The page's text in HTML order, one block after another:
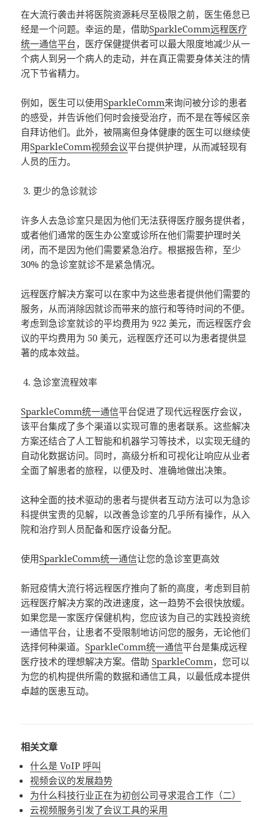
在大流行袭击并将医院资源耗尽至极限之前，医生倦怠已
经是一个问题。幸运的是，借助SparkleComm远程医疗
统一通信平台，医疗保健提供者可以最大限度地减少从一
个病人到另一个病人的走动，并在真正需要身体关注的情
况下节省精力。
例如，医生可以使用SparkleComm来询问被分诊的患者
的感受，并告诉他们何时会接受治疗，而不是在等候区亲
自拜访他们。此外，被隔离但身体健康的医生可以继续使
用SparkleComm视频会议平台提供护理，从而减轻现有
人员的压力。
更少的急诊就诊
许多人去急诊室只是因为他们无法获得医疗服务提供者，
或者他们通常的医生办公室或诊所在他们需要护理时关
闭，而不是因为他们需要紧急治疗。根据报告称，至少
30% 的急诊室就诊不是紧急情况。
远程医疗解决方案可以在家中为这些患者提供他们需要的
服务，从而消除因就诊而带来的旅行和等待时间的不便。
考虑到急诊室就诊的平均费用为 922 美元，而远程医疗会
议的平均费用为 50 美元，远程医疗还可以为患者提供显
著的成本效益。
急诊室流程效率
SparkleComm统一通信平台促进了现代远程医疗会议，
该平台集成了多个渠道以实现可靠的患者联系。这些解决
方案还结合了人工智能和机器学习等技术，以实现无缝的
自动化数据访问。同时，高级分析和可视化让响应从业者
全面了解患者的旅程，以便及时、准确地做出决策。
这种全面的技术驱动的患者与提供者互动方法可以为急诊
科提供宝贵的见解，以改善急诊室的几乎所有操作，从入
院和治疗到人员配备和医疗设备分配。
使用SparkleComm统一通信让您的急诊室更高效
新冠疫情大流行将远程医疗推向了新的高度，考虑到目前
远程医疗解决方案的改进速度，这一趋势不会很快放缓。
如果您是一家医疗保健机构，您应该为自己的实践投资统
一通信平台，让患者不受限制地访问您的服务，无论他们
选择何种渠道。SparkleComm统一通信平台是集成远程
医疗技术的理想解决方案。借助SparkleComm，您可以
为您的机构提供所需的数据和通信工具，以最低成本提供
卓越的医患互动。
相关文章
什么是 VoIP 呼叫
视频会议的发展趋势
为什么科技行业正在为初创公司寻求混合工作（二）
云视频服务引发了会议工具的采用